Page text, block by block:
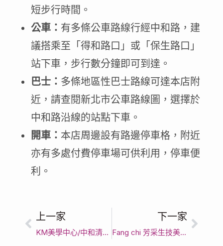
短步行時間。
公車： 有多條公車路線行經中和路，建
議搭乘至「得和路口」或「保生路口」
站下車，步行數分鐘即可到達。
巴士： 多條地區性巴士路線可達本店附
近，請查閱新北市公車路線圖，選擇於
中和路沿線的站點下車。
開車： 本店周邊設有路邊停車格，附近
亦有多處付費停車場可供利用，停車便
利。
上一家
KM美學中心/中和清粉刺/永和做臉｜新北手工清粉刺｜細緻手法呵護
下一家
Fang chi 芳采生技美顏館（新店清粉刺/清潔毛孔髒污/內皰/黑頭粉刺/舒緩肌膚不適感/暗沉/毛孔粗大/新店做臉）新北市 新店 大坪林 七張｜新北市美白｜PTT爆推有感好評